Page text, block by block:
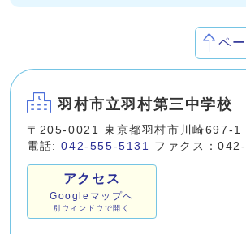
ペ
羽村市立羽村第三中学校
〒205-0021 東京都羽村市川崎697-1
電話:042-555-5131 ファクス：
アクセス
Googleマップへ
別ウィンドウで開く